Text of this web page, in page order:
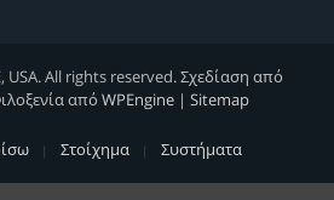
USA. All rights reserved. Σχεδίαση από
από WPEngine| Sitemap
Στοίχημα Συστήματα